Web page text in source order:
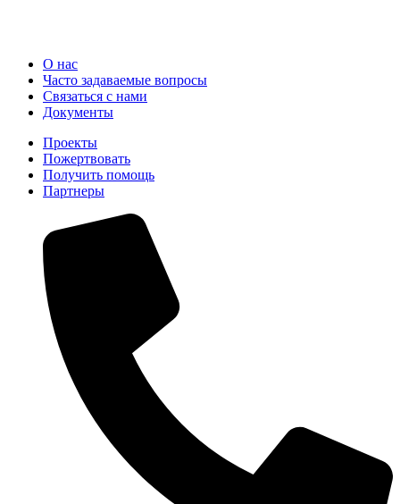
О нас
Часто задаваемые вопросы
Связаться с нами
Документы
Проекты
Пожертвовать
Получить помощь
Партнеры